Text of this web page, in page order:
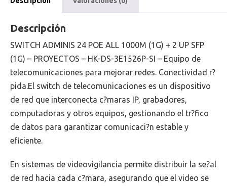
Descripción
SWITCH ADMINIS 24 POE ALL 1000M (1G) + 2 UP SFP
(1G) – PROYECTOS – HK-DS-3E1526P-SI – Equipo de
telecomunicaciones para mejorar redes. Conectividad r?
pida.El switch de telecomunicaciones es un dispositivo
de red que interconecta c?maras IP, grabadores,
computadoras y otros equipos, gestionando el tr?fico
de datos para garantizar comunicaci?n estable y
eficiente.
En sistemas de videovigilancia permite distribuir la se?al
de red hacia cada c?mara, asegurando que el video se